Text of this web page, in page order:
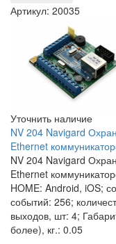
Артикул: 20035
Уточнить наличие
NV 204 Navigard
Ethernet
NV 204 Navigard
Ethernet
HOME: Android, iOS;
событий: 256;
выходов, шт: 4;
более), кг.: 0.05